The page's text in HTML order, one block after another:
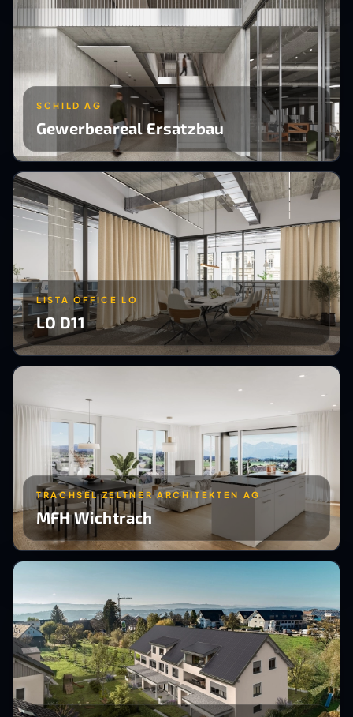
SCHILD AG
Gewerbeareal Ersatzbau
LISTA OFFICE LO
LO D11
TRACHSEL ZELTNER ARCHITEKTEN AG
MFH Wichtrach